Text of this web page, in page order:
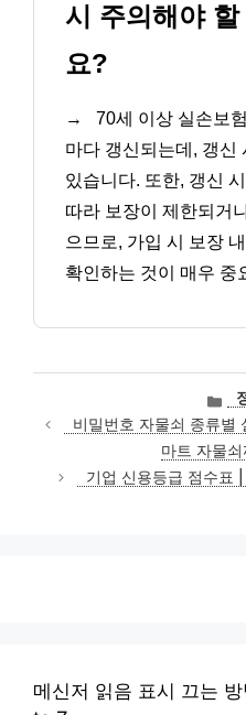
시 주의해야
요?
→
70세 이상 실손보
마다 갱신되는데, 갱신
있습니다. 또한, 갱신
따라 보장이 제한되거
으므로, 가입 시 보장
확인하는 것이 매우 중
카
테
고
리
비밀번호 자물쇠 종류별
마트 자물
기업 신용등급 점수표
메신저 읽음 표시 끄는